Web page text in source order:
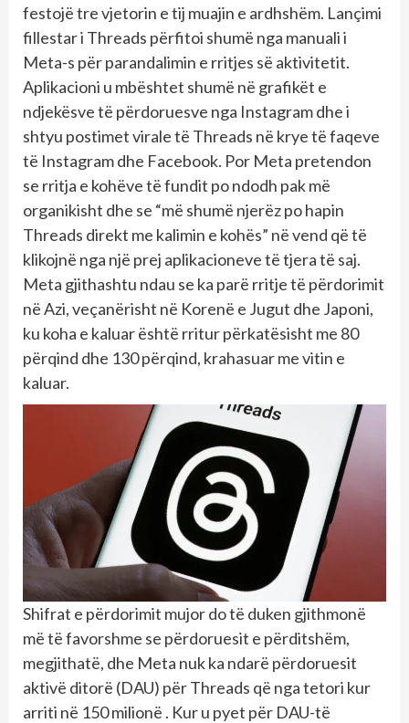
festojë tre vjetorin e tij muajin e ardhshëm. Lançimi
fillestar i Threads përfitoi shumë nga manuali i
Meta-s për parandalimin e rritjes së aktivitetit.
Aplikacioni u mbështet shumë në grafikët e
ndjekësve të përdoruesve nga Instagram dhe i
shtyu postimet virale të Threads në krye të faqeve
të Instagram dhe Facebook. Por Meta pretendon
se rritja e kohëve të fundit po ndodh pak më
organikisht dhe se “më shumë njerëz po hapin
Threads direkt me kalimin e kohës” në vend që të
klikojnë nga një prej aplikacioneve të tjera të saj.
Meta gjithashtu ndau se ka parë rritje të përdorimit
në Azi, veçanërisht në Korenë e Jugut dhe Japoni,
ku koha e kaluar është rritur përkatësisht me 80
përqind dhe 130 përqind, krahasuar me vitin e
kaluar.
Shifrat e përdorimit mujor do të duken gjithmonë
më të favorshme se përdoruesit e përditshëm,
megjithatë, dhe Meta nuk ka ndarë përdoruesit
aktivë ditorë (DAU) për Threads që nga tetori kur
arriti në 150 milionë . Kur u pyet për DAU-të